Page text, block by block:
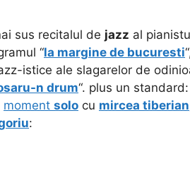
sus recitalul de jazz al
“la margine de bucuresti
istice ale slagarelor de
n drum“. plus un standard:
moment solo cu mircea tiberian
: